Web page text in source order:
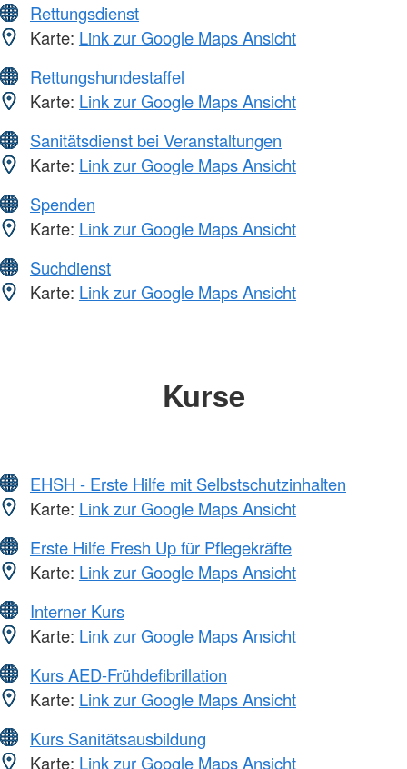
Rettungsdienst
Karte: Link zur Google Maps Ansicht
Rettungshundestaffel
Karte: Link zur Google Maps Ansicht
Sanitätsdienst bei Veranstaltungen
Karte: Link zur Google Maps Ansicht
Spenden
Karte: Link zur Google Maps Ansicht
Suchdienst
Karte: Link zur Google Maps Ansicht
Kurse
EHSH - Erste Hilfe mit Selbstschutzinhalten
Karte: Link zur Google Maps Ansicht
Erste Hilfe Fresh Up für Pflegekräfte
Karte: Link zur Google Maps Ansicht
Interner Kurs
Karte: Link zur Google Maps Ansicht
Kurs AED-Frühdefibrillation
Karte: Link zur Google Maps Ansicht
Kurs Sanitätsausbildung
Karte: Link zur Google Maps Ansicht